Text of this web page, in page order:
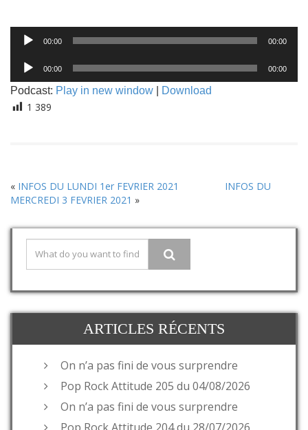
Lecteur
audio
00:00 00:00
Lecteur
audio
00:00 00:00
Podcast: Play in new window Download
1 389
« INFOS DU LUNDI 1er FEVRIER 2021
INFOS DU
MERCREDI 3 FEVRIER 2021 »
ARTICLES RÉCENTS
On n’a pas fini de vous surprendre
Pop Rock Attitude 205 du 04/08/2026
On n’a pas fini de vous surprendre